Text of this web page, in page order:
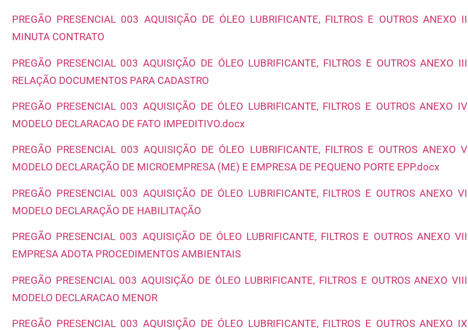
PREGÃO PRESENCIAL 003 AQUISIÇÃO DE ÓLEO LUBRIFICANTE, FILTROS E OUTROS ANEXO II
MINUTA CONTRATO
PREGÃO PRESENCIAL 003 AQUISIÇÃO DE ÓLEO LUBRIFICANTE, FILTROS E OUTROS ANEXO III
RELAÇÃO DOCUMENTOS PARA CADASTRO
PREGÃO PRESENCIAL 003 AQUISIÇÃO DE ÓLEO LUBRIFICANTE, FILTROS E OUTROS ANEXO IV
MODELO DECLARACAO DE FATO IMPEDITIVO.docx
PREGÃO PRESENCIAL 003 AQUISIÇÃO DE ÓLEO LUBRIFICANTE, FILTROS E OUTROS ANEXO V
MODELO DECLARAÇÃO DE MICROEMPRESA (ME) E EMPRESA DE PEQUENO PORTE EPP.docx
PREGÃO PRESENCIAL 003 AQUISIÇÃO DE ÓLEO LUBRIFICANTE, FILTROS E OUTROS ANEXO VI
MODELO DECLARAÇÃO DE HABILITAÇÃO
PREGÃO PRESENCIAL 003 AQUISIÇÃO DE ÓLEO LUBRIFICANTE, FILTROS E OUTROS ANEXO VII
EMPRESA ADOTA PROCEDIMENTOS AMBIENTAIS
PREGÃO PRESENCIAL 003 AQUISIÇÃO DE ÓLEO LUBRIFICANTE, FILTROS E OUTROS ANEXO VIII
MODELO DECLARACAO MENOR
PREGÃO PRESENCIAL 003 AQUISIÇÃO DE ÓLEO LUBRIFICANTE, FILTROS E OUTROS ANEXO IX